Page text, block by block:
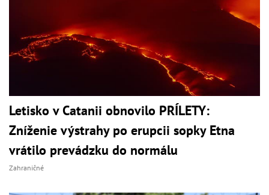
Letisko v Catanii obnovilo PRÍLETY:
Zníženie výstrahy po erupcii sopky Etna
vrátilo prevádzku do normálu
Zahraničné